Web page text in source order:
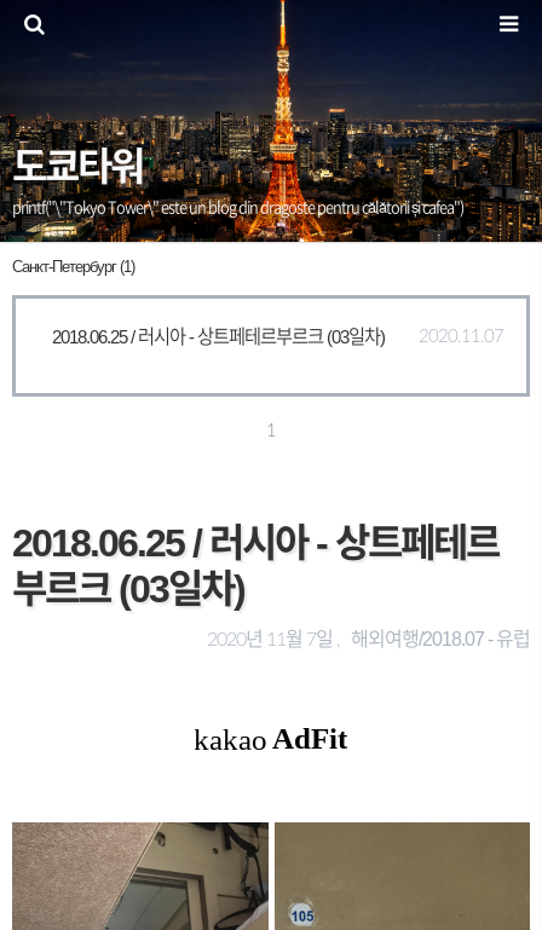
도쿄타워
printf("\"Tokyo Tower\" este un blog din dragoste pentru călătorii și cafea")
Санкт-Петербург (1)
2018.06.25 / 러시아 - 상트페테르부르크 (03일차) 2020.11.07
1
2018.06.25 / 러시아 - 상트페테르
부르크 (03일차)
2020년 11월 7일 , 해외여행/2018.07 - 유럽